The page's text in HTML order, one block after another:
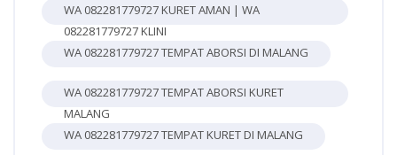
WA 082281779727 KURET AMAN | WA
082281779727 KLINI
WA 082281779727 TEMPAT ABORSI DI MALANG
WA 082281779727 TEMPAT ABORSI KURET
MALANG
WA 082281779727 TEMPAT KURET DI MALANG